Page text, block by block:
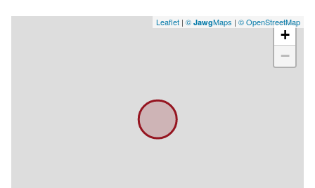
+
−
Leaflet | © JawgMaps | © OpenStreetMap